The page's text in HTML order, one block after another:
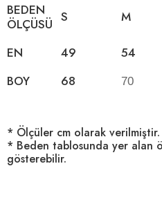
BEDEN
ÖLÇÜSÜ S M
EN 49 54
BOY 68 70
* Ölçüler cm olarak verilmiştir.
* Beden tablosunda yer alan
gösterebilir.